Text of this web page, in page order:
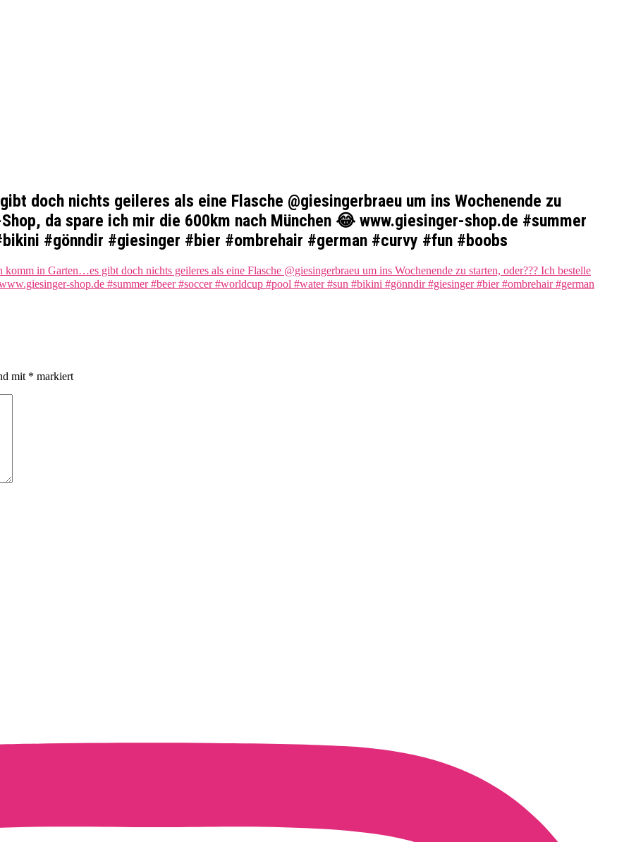
doch nichts geileres als eine Flasche @giesingerbraeu um ins Wochenende zu
da spare ich mir die 600km nach München 😂 www.giesinger-shop.de #summer
#gönndir #giesinger #bier #ombrehair #german #curvy #fun #boobs
komm in Garten…es gibt doch nichts geileres als eine Flasche @giesingerbraeu um ins Wochenende zu starten, oder??? Ich bestelle
shop.de #summer #beer #soccer #worldcup #pool #water #sun #bikini #gönndir #giesinger #bier #ombrehair #german
mit * markiert